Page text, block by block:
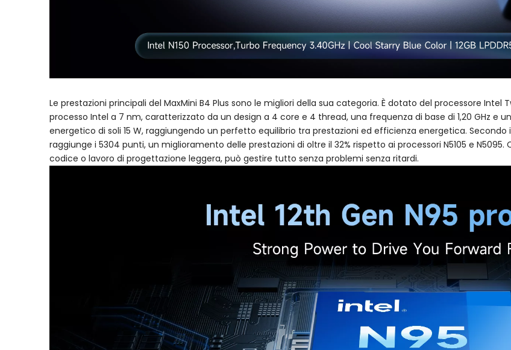
Le prestazioni principali del MaxMini B4 Plus sono le migliori della sua categoria. È dotato del processore Intel
processo Intel a 7 nm, caratterizzato da un design a 4 core e 4 thread, una frequenza di base di 1,20 GHz e
energetico di soli 15 W, raggiungendo un perfetto equilibrio tra prestazioni ed efficienza energetica.
raggiunge i 5304 punti, un miglioramento delle prestazioni di oltre il 32% rispetto ai processori N5105 e
codice o lavoro di progettazione leggera, può gestire tutto senza problemi senza ritardi.